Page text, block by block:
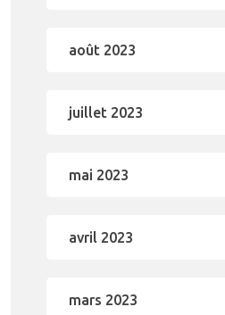
août 2023
juillet 2023
mai 2023
avril 2023
mars 2023